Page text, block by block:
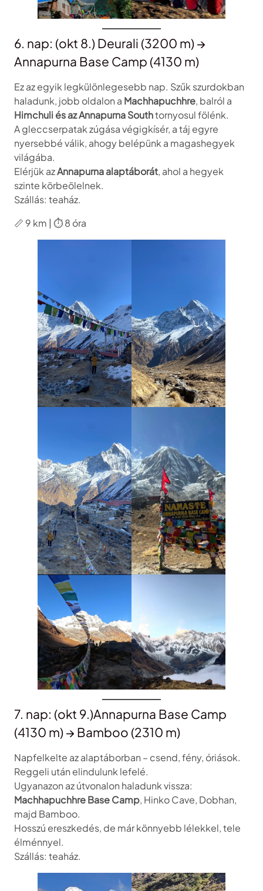
6. nap: (okt 8.) Deurali (3200 m) →
Annapurna Base Camp (4130 m)
Ez az egyik legkülönlegesebb nap. Szűk szurdokban
haladunk, jobb oldalon a Machhapuchhre, balról a
Himchuli és az Annapurna Southtornyosul fölénk.
A gleccserpatak zúgása végigkísér, a táj egyre
nyersebbé válik, ahogy belépünk a magashegyek
világába.
Elérjük azAnnapurna alaptáborát, ahol a hegyek
szinte körbeölelnek.
Szállás: teaház.
📏 9 km | ⏱️ 8 óra
7. nap: (okt 9.)Annapurna Base Camp
(4130 m) → Bamboo (2310 m)
Napfelkelte az alaptáborban – csend, fény, óriások.
Reggeli után elindulunk lefelé.
Ugyanazon az útvonalon haladunk vissza:
Machhapuchhre Base Camp, Hinko Cave, Dobhan,
majd Bamboo.
Hosszú ereszkedés, de már könnyebb lélekkel, tele
élménnyel.
Szállás: teaház.